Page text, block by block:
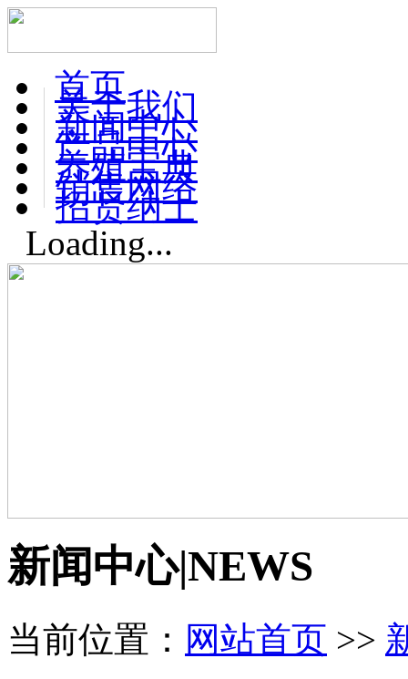
首页
关于我们
新闻中心
产品中心
养殖宝典
销售网络
招贤纳士
Loading...
新闻中心|NEWS
当前位置： 网站首页 >>